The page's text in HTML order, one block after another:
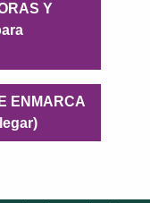
yY
ENMARCA